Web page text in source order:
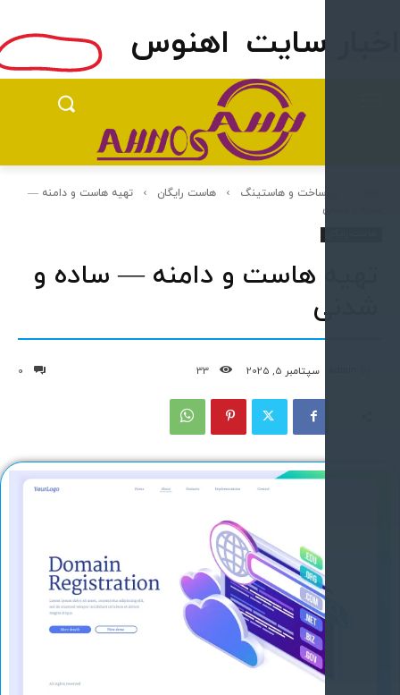
سایتاهنوس
زیرساخت و هاستینگ هاست رایگان
تهیه هاست و دامنه —
هاست و دامنه — ساده و